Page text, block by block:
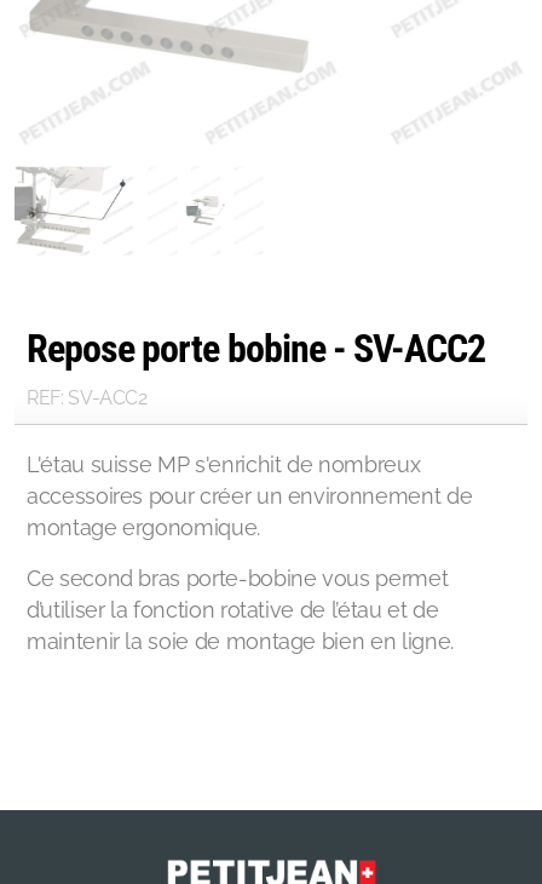
Repose porte bobine - SV-ACC2
REF: SV-ACC2
L'étau suisse MP s'enrichit de nombreux
accessoires pour créer un environnement de
montage ergonomique.
Ce second bras porte-bobine vous permet
d’utiliser la fonction rotative de l’étau et de
maintenir la soie de montage bien en ligne.